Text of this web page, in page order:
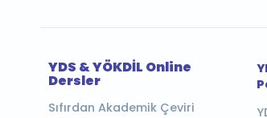
YDS & YÖKDİL Online
Dersler
Sıfırdan Akademik Çeviri